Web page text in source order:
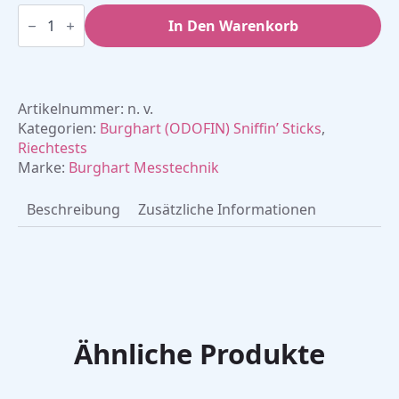
SSParoT
Sniffin'
Parosmie
In Den Warenkorb
Artikelnummer: n. v.
Kategorien: Burghart (ODOFIN) Sniffin’ Sticks,
Riechtests
Marke: Burghart Messtechnik
Beschreibung Zusätzliche Informationen
Ähnliche Produkte